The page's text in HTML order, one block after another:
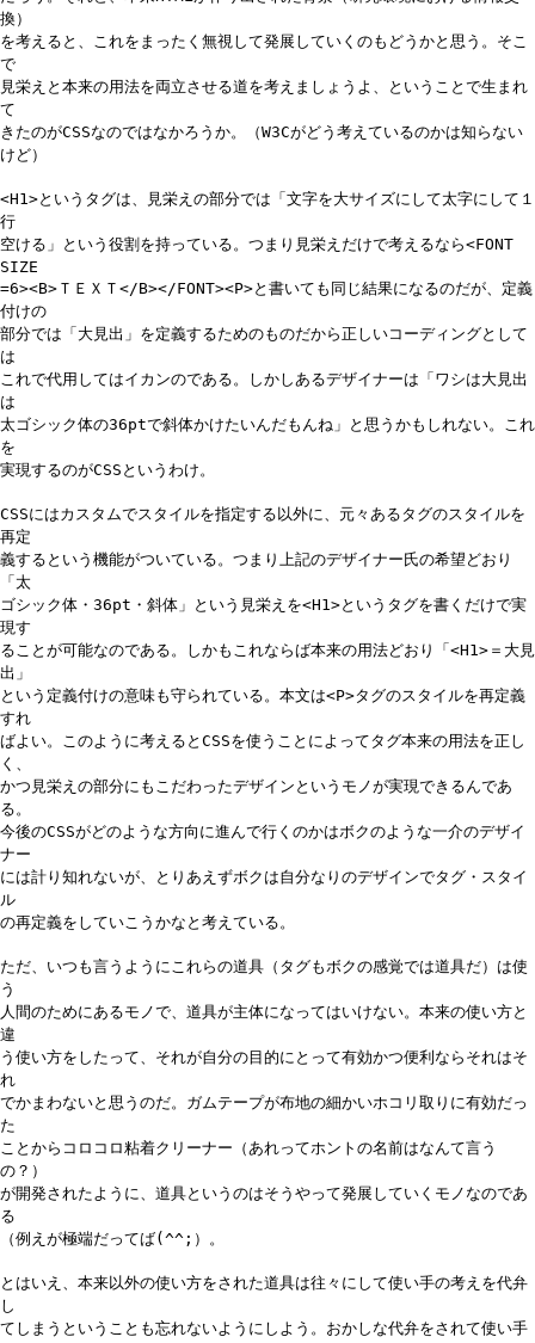
換）
を考えると、これをまったく無視して発展していくのもどうかと思う。そこ
で
見栄えと本来の用法を両立させる道を考えましょうよ、ということで生まれ
て
きたのがCSSなのではなかろうか。（W3Cがどう考えているのかは知らない
けど）
<H1>というタグは、見栄えの部分では「文字を大サイズにして太字にして１
行
空ける」という役割を持っている。つまり見栄えだけで考えるなら<FONT
SIZE
=6><B>ＴＥＸＴ</B></FONT><P>と書いても同じ結果になるのだが、定義
付けの
部分では「大見出」を定義するためのものだから正しいコーディングとして
は
これで代用してはイカンのである。しかしあるデザイナーは「ワシは大見出
は
太ゴシック体の36ptで斜体かけたいんだもんね」と思うかもしれない。これ
を
実現するのがCSSというわけ。
CSSにはカスタムでスタイルを指定する以外に、元々あるタグのスタイルを
再定
義するという機能がついている。つまり上記のデザイナー氏の希望どおり
「太
ゴシック体・36pt・斜体」という見栄えを<H1>というタグを書くだけで実
現す
ることが可能なのである。しかもこれならば本来の用法どおり「<H1>＝大見
出」
という定義付けの意味も守られている。本文は<P>タグのスタイルを再定義
すれ
ばよい。このように考えるとCSSを使うことによってタグ本来の用法を正し
く、
かつ見栄えの部分にもこだわったデザインというモノが実現できるんであ
る。
今後のCSSがどのような方向に進んで行くのかはボクのような一介のデザイ
ナー
には計り知れないが、とりあえずボクは自分なりのデザインでタグ・スタイ
ル
の再定義をしていこうかなと考えている。
ただ、いつも言うようにこれらの道具（タグもボクの感覚では道具だ）は使
う
人間のためにあるモノで、道具が主体になってはいけない。本来の使い方と
違
う使い方をしたって、それが自分の目的にとって有効かつ便利ならそれはそ
れ
でかまわないと思うのだ。ガムテープが布地の細かいホコリ取りに有効だっ
た
ことからコロコロ粘着クリーナー（あれってホントの名前はなんて言う
の？）
が開発されたように、道具というのはそうやって発展していくモノなのであ
る
（例えが極端だってば(^^;）。
とはいえ、本来以外の使い方をされた道具は往々にして使い手の考えを代弁
し
てしまうということも忘れないようにしよう。おかしな代弁をされて使い手